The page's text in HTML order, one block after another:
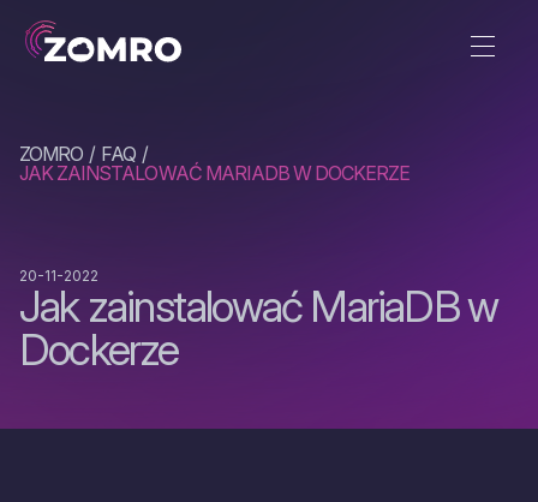
ZOMRO
FAQ
JAK ZAINSTALOWAĆ MARIADB W DOCKERZE
Jak zainstalować MariaDB w
Dockerze
20-11-2022